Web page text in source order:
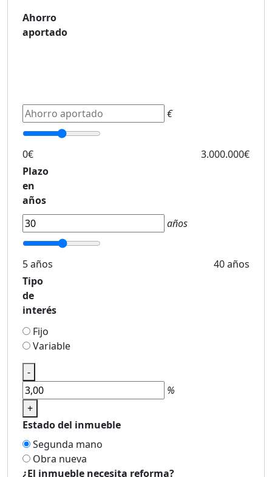
Ahorro
aportado
€
0€
3.000.000€
Plazo
en
años
años
5 años
40 años
Tipo
de
interés
Fijo
Variable
-
%
+
Estado del inmueble
Segunda mano
Obra nueva
¿El inmueble necesita reforma?